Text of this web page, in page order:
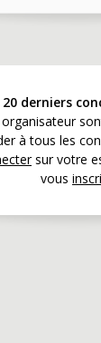
20 derniers
organisateur
à tous les
sur votre
vous